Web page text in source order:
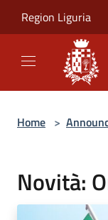
Region Liguria
Home >
Novità: